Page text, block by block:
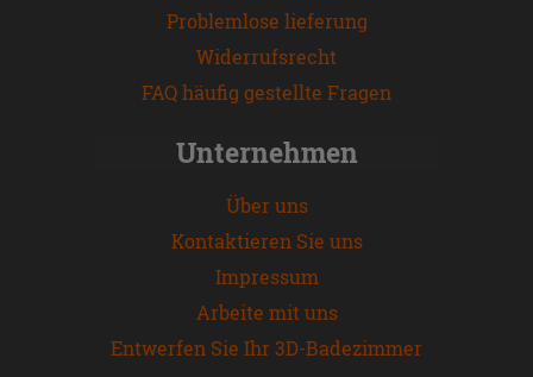
Problemlose lieferung
Widerrufsrecht
FAQ häufig gestellte Fragen
Unternehmen
Über uns
Kontaktieren Sie uns
Impressum
Arbeite mit uns
Entwerfen Sie Ihr 3D-Badezimmer